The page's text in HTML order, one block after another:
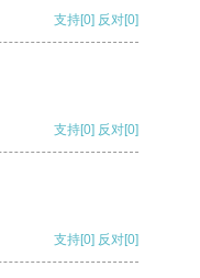
支持[0] 反对[0]
支持[0] 反对[0]
支持[0] 反对[0]